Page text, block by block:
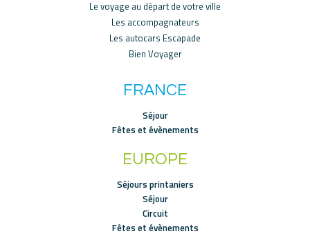
Le voyage au départ de votre ville
Les accompagnateurs
Les autocars Escapade
Bien Voyager
FRANCE
Séjour
Fêtes et évènements
EUROPE
Séjours printaniers
Séjour
Circuit
Fêtes et évènements